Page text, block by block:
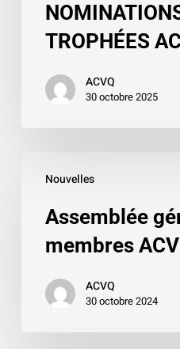
NOMINATIONS
POUR
TROPHÉES
ACVQ
TROPHÉES
ACVQ
30 octobre 2025
Nouvelles
générale
membres
ACVQ
Assemblée
membres
ACVQ
30 octobre 2024